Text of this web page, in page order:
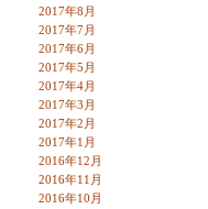
2017年8月
2017年7月
2017年6月
2017年5月
2017年4月
2017年3月
2017年2月
2017年1月
2016年12月
2016年11月
2016年10月